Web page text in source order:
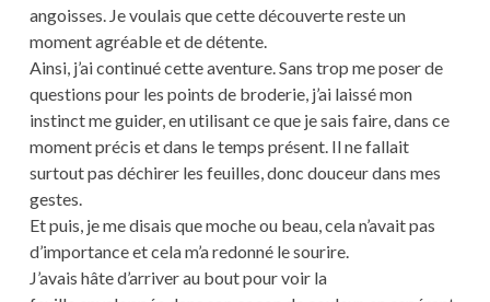
angoisses. Je voulais que cette découverte reste un
moment agréable et de détente.
Ainsi, j’ai continué cette aventure. Sans trop me poser de
questions pour les points de broderie, j’ai laissé mon
instinct me guider, en utilisant ce que je sais faire, dans ce
moment précis et dans le temps présent. Il ne fallait
surtout pas déchirer les feuilles, donc douceur dans mes
gestes.
Et puis, je me disais que moche ou beau, cela n’avait pas
d’importance et cela m’a redonné le sourire.
J’avais hâte d’arriver au bout pour voir la